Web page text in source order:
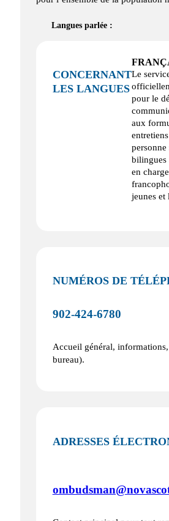
Langues parlée :
CONCERNANT
LES LANGUES
Le
pour le
aux
personne
bilingues
en
jeunes et
NUMÉROS DE
902‑424‑6780
Accueil général,
bureau).
ADRESSES